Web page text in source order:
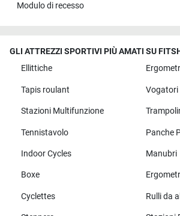
Modulo di recesso
GLI ATTREZZI SPORTIVI PIÙ AMATI SU
Ellittiche
Tapis roulant Vogatori
Stazioni Multifunzione
Tennistavolo Panche
Indoor Cycles Manubri
Boxe
Cyclettes Rulli da